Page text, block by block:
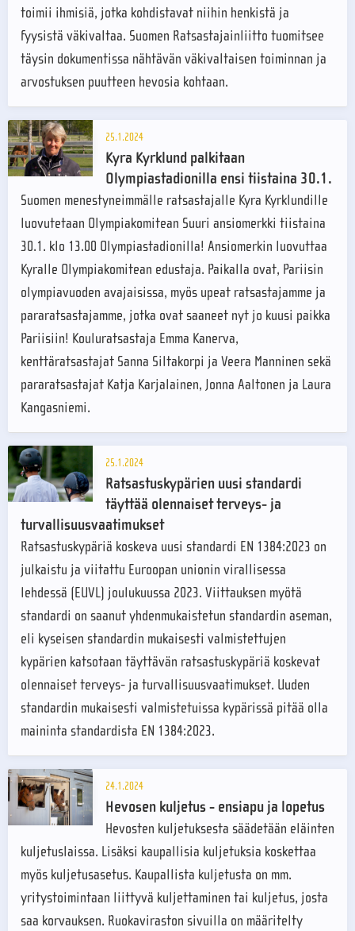
toimii ihmisiä, jotka kohdistavat niihin henkistä ja
fyysistä väkivaltaa. Suomen Ratsastajainliitto tuomitsee
täysin dokumentissa nähtävän väkivaltaisen toiminnan ja
arvostuksen puutteen hevosia kohtaan.
25.1.2024
Kyra Kyrklund palkitaan
Olympiastadionilla ensi tiistaina 30.1.
Suomen menestyneimmälle ratsastajalle Kyra Kyrklundille
luovutetaan Olympiakomitean Suuri ansiomerkki tiistaina
30.1. klo 13.00 Olympiastadionilla! Ansiomerkin luovuttaa
Kyralle Olympiakomitean edustaja. Paikalla ovat, Pariisin
olympiavuoden avajaisissa, myös upeat ratsastajamme ja
pararatsastajamme, jotka ovat saaneet nyt jo kuusi paikka
Pariisiin! Kouluratsastaja Emma Kanerva,
kenttäratsastajat Sanna Siltakorpi ja Veera Manninen sekä
pararatsastajat Katja Karjalainen, Jonna Aaltonen ja Laura
Kangasniemi.
25.1.2024
Ratsastuskypärien uusi standardi
täyttää olennaiset terveys- ja
turvallisuusvaatimukset
Ratsastuskypäriä koskeva uusi standardi EN 1384:2023 on
julkaistu ja viitattu Euroopan unionin virallisessa
lehdessä (EUVL) joulukuussa 2023. Viittauksen myötä
standardi on saanut yhdenmukaistetun standardin aseman,
eli kyseisen standardin mukaisesti valmistettujen
kypärien katsotaan täyttävän ratsastuskypäriä koskevat
olennaiset terveys- ja turvallisuusvaatimukset. Uuden
standardin mukaisesti valmistetuissa kypärissä pitää olla
maininta standardista EN 1384:2023.
24.1.2024
Hevosen kuljetus - ensiapu ja lopetus
Hevosten kuljetuksesta säädetään eläinten
kuljetuslaissa. Lisäksi kaupallisia kuljetuksia koskettaa
myös kuljetusasetus. Kaupallista kuljetusta on mm.
yritystoimintaan liittyvä kuljettaminen tai kuljetus, josta
saa korvauksen. Ruokaviraston sivuilla on määritelty